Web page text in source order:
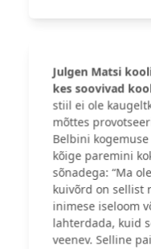
Julgen Matsi
kes soovivad
stiil ei ole
mõttes
Belbini
kõige paremini
sõnadega: “Ma
kuivõrd on sellist
inimese iseloom
lahterdada, kuid
veenev. Selline